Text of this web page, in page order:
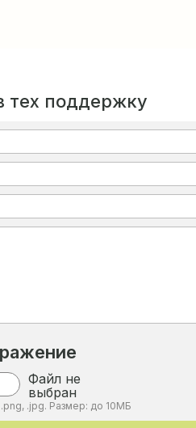
тех поддержку
Файл не
выбран
.jpg. Размер: до 10МБ